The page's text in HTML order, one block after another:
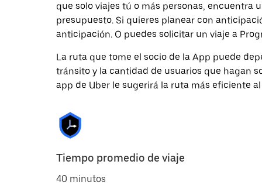
que solo viajes tú o más personas, encuentra
presupuesto. Si quieres planear con
anticipación. O puedes solicitar un viaje a
La ruta que tome el socio de la App puede
tránsito y la cantidad de usuarios que hagan
app de Uber le sugerirá la ruta más eficiente
Tiempo promedio de viaje
40 minutos